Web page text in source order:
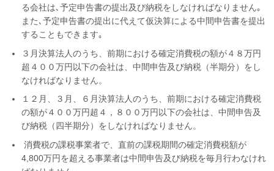
る会社は､予定申告書の提出及び納税をしなければなりません｡
また､予定申告書の提出に代えて仮決算による中間申告書を提出
することもできます｡
３月決算法人のうち、前期における確定消費税の額が４８万円
超４００万円以下の会社は、中間申告及び納税（半期分）をし
なければなりません。
１２月、３月、６月決算法人のうち、前期における確定消費税
の額が４００万円超４，８００万円以下の会社は、中間申告及
び納税（四半期分）をしなければなりません。
消費税の課税事業者で、直前の課税期間の確定消費税額が
4,800万円を超える事業者は中間申告及び納税を毎月行わなけれ